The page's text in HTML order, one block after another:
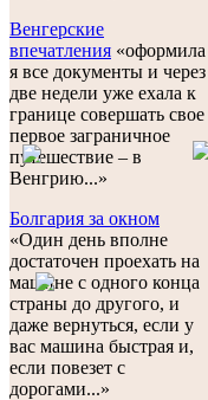
Венгерские
впечатления «оформила
я все документы и через
две недели уже ехала к
границе совершать свое
первое заграничное
путешествие – в
Венгрию...»
Болгария за окном
«Один день вполне
достаточен проехать на
машине с одного конца
страны до другого, и
даже вернуться, если у
вас машина быстрая и,
если повезет с
дорогами...»